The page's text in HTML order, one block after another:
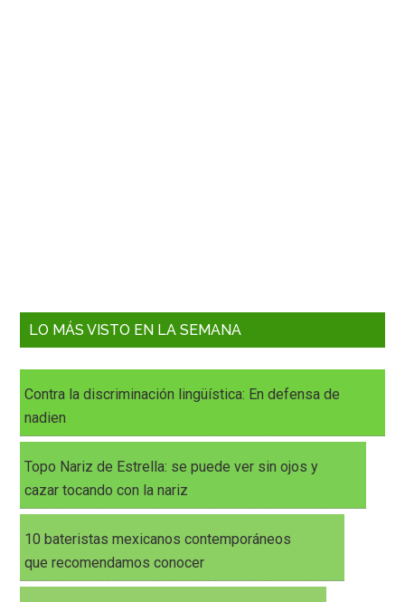
LO MÁS VISTO EN LA SEMANA
Contra la discriminación lingüística: En defensa de
nadien
Topo Nariz de Estrella: se puede ver sin ojos y
cazar tocando con la nariz
10 bateristas mexicanos contemporáneos
que recomendamos conocer